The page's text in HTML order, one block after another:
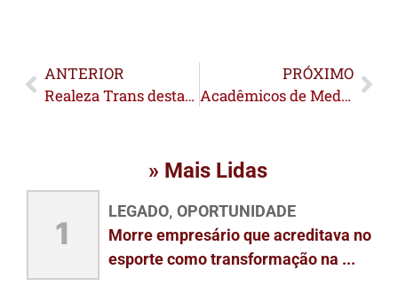
ANTERIOR
Realeza Trans destaca beleza feminina e reafirma a importância da diversidade
PRÓXIMO
Acadêmicos de Medicina distribuem preservativos e orientam foliões durante o Carnaval
» Mais Lidas
1
LEGADO, OPORTUNIDADE
Morre empresário que acreditava no
esporte como transformação na ...